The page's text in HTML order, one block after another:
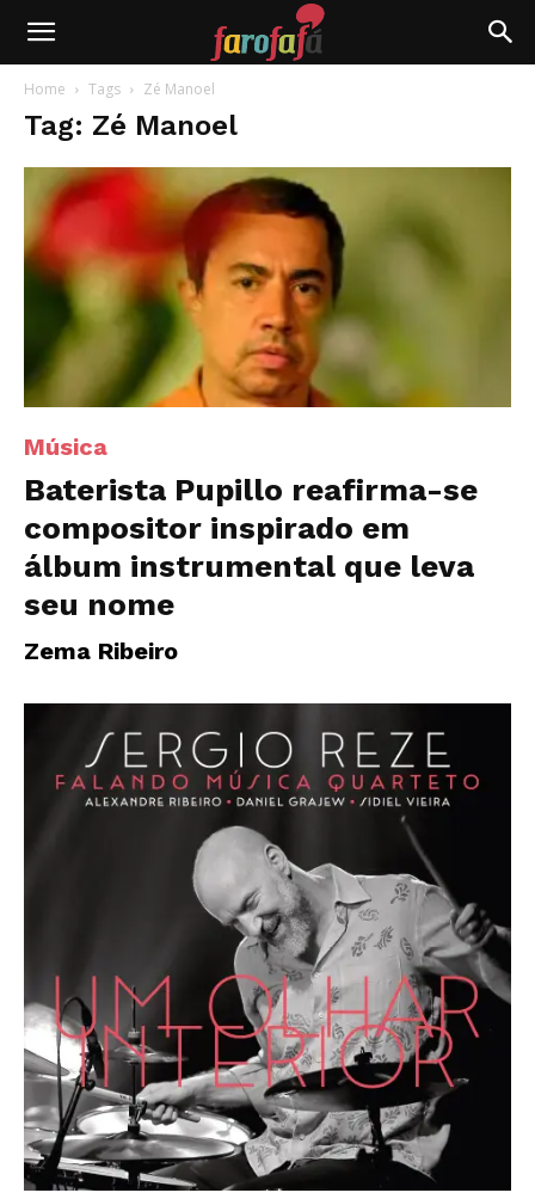
Farofafá
Home Tags Zé Manoel
Tag: Zé Manoel
Música
Baterista Pupillo reafirma-se
compositor inspirado em
álbum instrumental que leva
seu nome
Zema Ribeiro